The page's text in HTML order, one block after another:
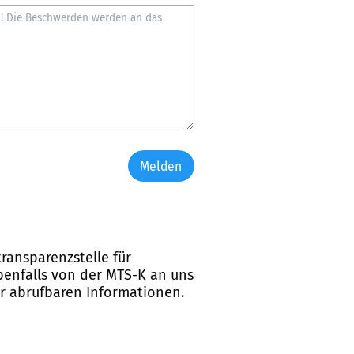
Melden
für
von der MTS-K an uns
abrufbaren Informationen.